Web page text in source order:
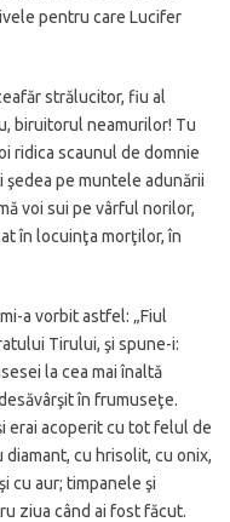
pentru care Lucifer
strălucitor, fiu al
biruitorul neamurilor! Tu
ridica scaunul de domnie
pe muntele adunării
voi sui pe vârful norilor,
în locuinţa morţilor, în
a vorbit astfel: „Fiul
Tirului, şi spune-i:
la cea mai înaltă
în frumuseţe.
erai acoperit cu tot felul de
cu hrisolit, cu onix,
cu aur; timpanele şi
ziua când ai fost făcut.